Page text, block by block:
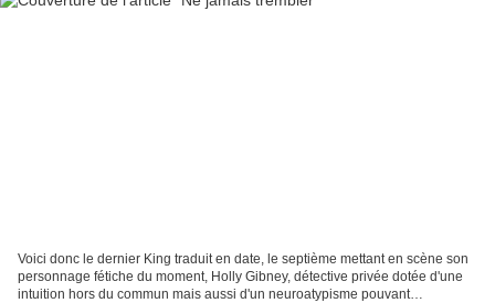
Voici donc le dernier King traduit en date, le septième mettant en scène son
personnage fétiche du moment, Holly Gibney, détective privée dotée d'une
intuition hors du commun mais aussi d'un neuroatypisme pouvant